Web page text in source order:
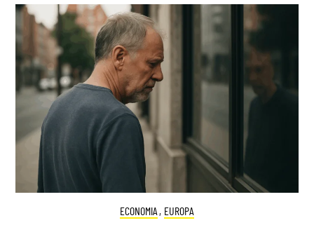
ECONOMIA , EUROPA